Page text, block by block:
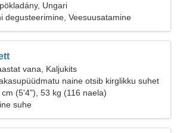
Ungari
degusteerimine, Veesuusatamine
vana, Kaljukits
naine otsib kirglikku suhet
cm (5'4"), 53 kg (116 naela)
suhe